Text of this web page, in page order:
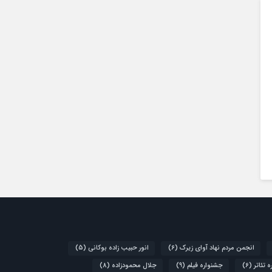
انجمن مردم نهاد آوای زیرک (6) انور حبیب زاده بوکانی (5)
تئاتر(6) جشنواره فیلم (9) جلال محمودزاده (8)